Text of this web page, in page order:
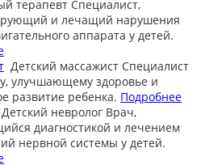
терапевт Специалист,
и лечащий нарушения
аппарата у детей.
Детский массажист Специалист
улучшающему здоровье и
развитие ребенка. Подробнее
Детский невролог Врач,
диагностикой и лечением
нервной системы у детей.